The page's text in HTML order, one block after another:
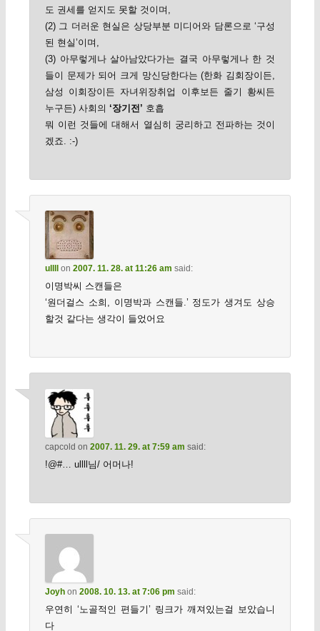
도 권세를 얻지도 못할 것이며,
(2) 그 더러운 현실은 상당부분 미디어와 담론으로 ‘구성
된 현실’이며,
(3) 아무렇게나 살아남았다가는 결국 아무렇게나 한 것
들이 문제가 되어 크게 망신당한다는 (한화 김회장이든,
삼성 이회장이든 자녀위장취업 이후보든 줄기 황씨든
누구든) 사회의 ‘장기전’ 호흡
뭐 이런 것들에 대해서 열심히 궁리하고 전파하는 것이
겠죠. :-)
ullll on 2007. 11. 28. at 11:26 am said:
이명박씨 스캔들은
‘원더걸스 소희, 이명박과 스캔들.’ 정도가 생겨도 상승
할것 같다는 생각이 들었어요
capcold on 2007. 11. 29. at 7:59 am said:
!@#… ullll님/ 어머나!
Joyhon 2008. 10. 13. at 7:06 pm said:
우연히 ‘노골적인 편들기’ 링크가 깨져있는걸 보았습니
다